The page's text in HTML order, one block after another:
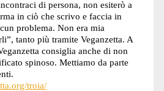
di persona, non esiterò a
in ciò che scrivo e faccia in
problema. Non era mia
tanto più tramite Veganzetta. A
consiglia anche di non
spinoso. Mettiamo da parte
troia/